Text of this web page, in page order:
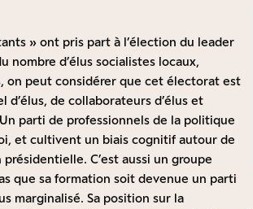
» ont pris part à l’élection du leader
nombre d’élus socialistes locaux,
on peut considérer que cet électorat est
d’élus, de collaborateurs d’élus et
parti de professionnels de la politique
et cultivent un biais cognitif autour de
C’est aussi un groupe
que sa formation soit devenue un parti
marginalisé. Sa position sur la